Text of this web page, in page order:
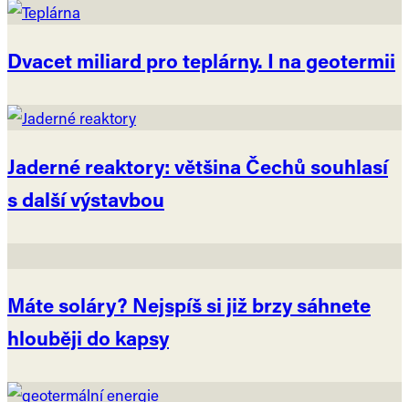
Dvacet miliard pro teplárny. I na geotermii
Jaderné reaktory: většina Čechů souhlasí
s další výstavbou
Máte soláry? Nejspíš si již brzy sáhnete
hlouběji do kapsy